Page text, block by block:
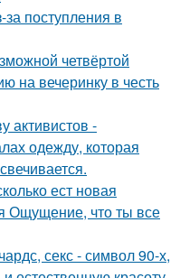
поступления в
четвёртой
на вечеринку в честь
активистов -
одежду, которая
ест новая
Ощущение, что ты все
секс - символ 90-х,